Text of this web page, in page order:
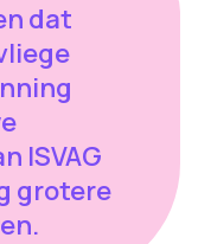
dat
ISVAG
grotere